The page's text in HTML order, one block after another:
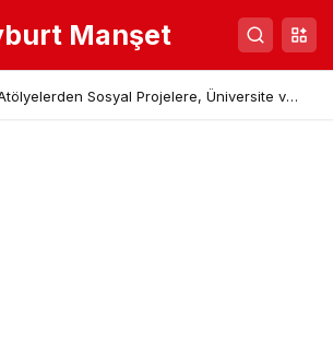
Manşet
Sosyal Projelere, Üniversite ve